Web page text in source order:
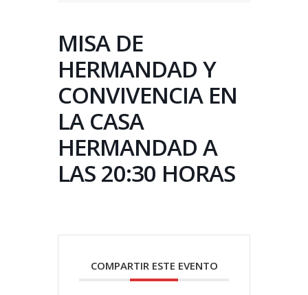
MISA DE
HERMANDAD Y
CONVIVENCIA EN
LA CASA
HERMANDAD A
LAS 20:30 HORAS
COMPARTIR ESTE EVENTO